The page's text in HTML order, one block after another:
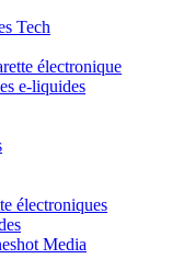
Tech
électronique
e-liquides
électroniques
Media